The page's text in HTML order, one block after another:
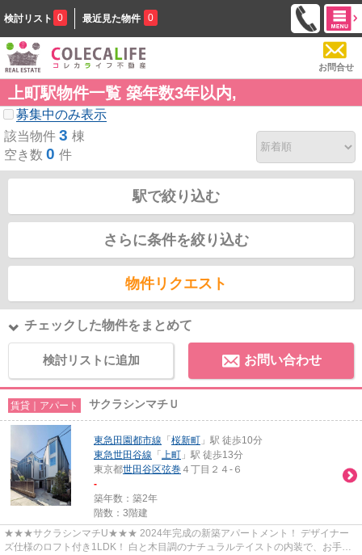
検討リスト 0 最近見た物件 0
お問合せ
上町駅物件一覧 築年数3年以内,
募集中のみ表示
該当物件 3 棟
空き数 0 件
駅で絞り込む
さらに条件を絞り込む
物件リクエスト
チェックした物件をまとめて
検討リストに追加 お問い合わせ
賃貸｜アパート サクラシンマチＵ
東急田園都市線 「 桜新町 」駅 徒歩10分
東急世田谷線 「 上町 」駅 徒歩13分
東京都世田谷区弦巻 ４丁目２４-６
-
築年数：築2年
階数：3階建
★★★サクラシンマチU★★★ 2024年完成の新築アパートメント！ デザイナー
ズ仕様のロフト付き1LDK！ 白と木目調のナチュラルテイストの内装で、お手持